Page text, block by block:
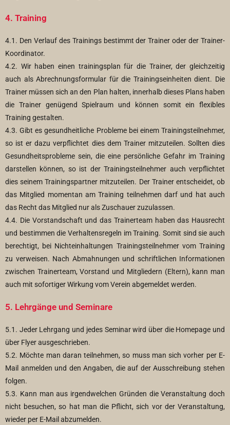
4. Training
4.1. Den Verlauf des Trainings bestimmt der Trainer oder der Trainer-
Koordinator.
4.2. Wir haben einen trainingsplan für die Trainer, der gleichzeitig
auch als Abrechnungsformular für die Trainingseinheiten dient. Die
Trainer müssen sich an den Plan halten, innerhalb dieses Plans haben
die Trainer genügend Spielraum und können somit ein flexibles
Training gestalten.
4.3. Gibt es gesundheitliche Probleme bei einem Trainingsteilnehmer,
so ist er dazu verpflichtet dies dem Trainer mitzuteilen. Sollten dies
Gesundheitsprobleme sein, die eine persönliche Gefahr im Training
darstellen können, so ist der Trainingsteilnehmer auch verpflichtet
dies seinem Trainingspartner mitzuteilen. Der Trainer entscheidet, ob
das Mitglied momentan am Training teilnehmen darf und hat auch
das Recht das Mitglied nur als Zuschauer zuzulassen.
4.4. Die Vorstandschaft und das Trainerteam haben das Hausrecht
und bestimmen die Verhaltensregeln im Training. Somit sind sie auch
berechtigt, bei Nichteinhaltungen Trainingsteilnehmer vom Training
zu verweisen. Nach Abmahnungen und schriftlichen Informationen
zwischen Trainerteam, Vorstand und Mitgliedern (Eltern), kann man
auch mit sofortiger Wirkung vom Verein abgemeldet werden.
5. Lehrgänge und Seminare
5.1. Jeder Lehrgang und jedes Seminar wird über die Homepage und
über Flyer ausgeschrieben.
5.2. Möchte man daran teilnehmen, so muss man sich vorher per E-
Mail anmelden und den Angaben, die auf der Ausschreibung stehen
folgen.
5.3. Kann man aus irgendwelchen Gründen die Veranstaltung doch
nicht besuchen, so hat man die Pflicht, sich vor der Veranstaltung,
wieder per E-Mail abzumelden.